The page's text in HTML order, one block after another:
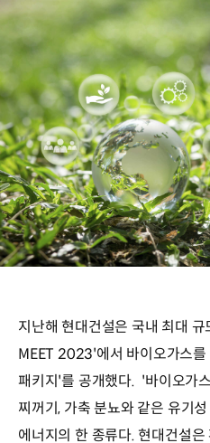
지난해 현대건설은 국내 최대
MEET 2023'에서 바이오가스
패키지'를 공개했다. '바이오가
찌꺼기, 가축 분뇨와 같은 유기
에너지의 한 종류다. 현대건설